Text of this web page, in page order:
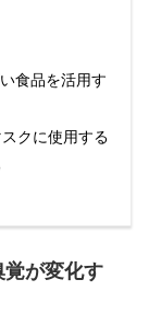
食品を活用す
クに使用する
が変化す